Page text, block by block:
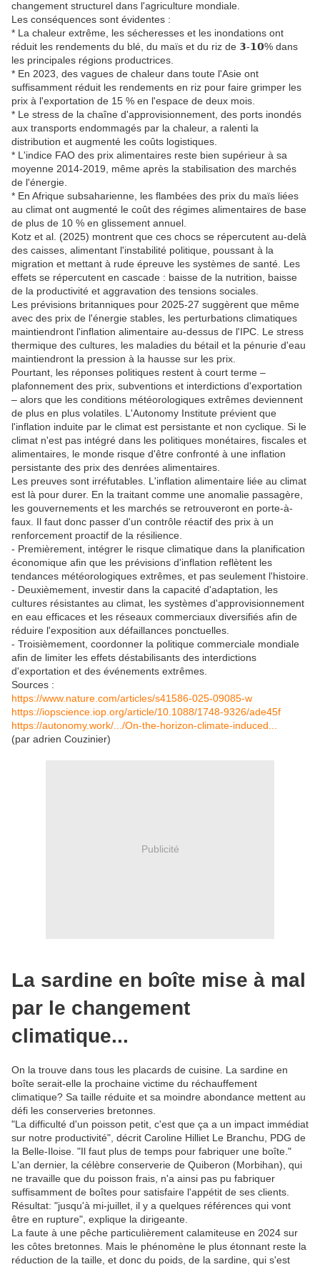
changement structurel dans l'agriculture mondiale.
Les conséquences sont évidentes :
* La chaleur extrême, les sécheresses et les inondations ont
réduit les rendements du blé, du maïs et du riz de 𝟯-𝟭𝟬% dans
les principales régions productrices.
* En 2023, des vagues de chaleur dans toute l'Asie ont
suffisamment réduit les rendements en riz pour faire grimper les
prix à l'exportation de 15 % en l'espace de deux mois.
* Le stress de la chaîne d'approvisionnement, des ports inondés
aux transports endommagés par la chaleur, a ralenti la
distribution et augmenté les coûts logistiques.
* L'indice FAO des prix alimentaires reste bien supérieur à sa
moyenne 2014-2019, même après la stabilisation des marchés
de l'énergie.
* En Afrique subsaharienne, les flambées des prix du maïs liées
au climat ont augmenté le coût des régimes alimentaires de base
de plus de 10 % en glissement annuel.
Kotz et al. (2025) montrent que ces chocs se répercutent au-delà
des caisses, alimentant l'instabilité politique, poussant à la
migration et mettant à rude épreuve les systèmes de santé. Les
effets se répercutent en cascade : baisse de la nutrition, baisse
de la productivité et aggravation des tensions sociales.
Les prévisions britanniques pour 2025-27 suggèrent que même
avec des prix de l'énergie stables, les perturbations climatiques
maintiendront l'inflation alimentaire au-dessus de l'IPC. Le stress
thermique des cultures, les maladies du bétail et la pénurie d'eau
maintiendront la pression à la hausse sur les prix.
Pourtant, les réponses politiques restent à court terme –
plafonnement des prix, subventions et interdictions d'exportation
– alors que les conditions météorologiques extrêmes deviennent
de plus en plus volatiles. L'Autonomy Institute prévient que
l'inflation induite par le climat est persistante et non cyclique. Si le
climat n'est pas intégré dans les politiques monétaires, fiscales et
alimentaires, le monde risque d'être confronté à une inflation
persistante des prix des denrées alimentaires.
Les preuves sont irréfutables. L'inflation alimentaire liée au climat
est là pour durer. En la traitant comme une anomalie passagère,
les gouvernements et les marchés se retrouveront en porte-à-
faux. Il faut donc passer d'un contrôle réactif des prix à un
renforcement proactif de la résilience.
- Premièrement, intégrer le risque climatique dans la planification
économique afin que les prévisions d'inflation reflètent les
tendances météorologiques extrêmes, et pas seulement l'histoire.
- Deuxièmement, investir dans la capacité d'adaptation, les
cultures résistantes au climat, les systèmes d'approvisionnement
en eau efficaces et les réseaux commerciaux diversifiés afin de
réduire l'exposition aux défaillances ponctuelles.
- Troisièmement, coordonner la politique commerciale mondiale
afin de limiter les effets déstabilisants des interdictions
d'exportation et des événements extrêmes.
Sources :
https://www.nature.com/articles/s41586-025-09085-w
https://iopscience.iop.org/article/10.1088/1748-9326/ade45f
https://autonomy.work/.../On-the-horizon-climate-induced...
(par adrien Couzinier)
Publicité
La sardine en boîte mise à mal
par le changement
climatique...
On la trouve dans tous les placards de cuisine. La sardine en
boîte serait-elle la prochaine victime du réchauffement
climatique? Sa taille réduite et sa moindre abondance mettent au
défi les conserveries bretonnes.
"La difficulté d'un poisson petit, c'est que ça a un impact immédiat
sur notre productivité", décrit Caroline Hilliet Le Branchu, PDG de
la Belle-Iloise. "Il faut plus de temps pour fabriquer une boîte."
L'an dernier, la célèbre conserverie de Quiberon (Morbihan), qui
ne travaille que du poisson frais, n'a ainsi pas pu fabriquer
suffisamment de boîtes pour satisfaire l'appétit de ses clients.
Résultat: "jusqu'à mi-juillet, il y a quelques références qui vont
être en rupture", explique la dirigeante.
La faute à une pêche particulièrement calamiteuse en 2024 sur
les côtes bretonnes. Mais le phénomène le plus étonnant reste la
réduction de la taille, et donc du poids, de la sardine, qui s'est